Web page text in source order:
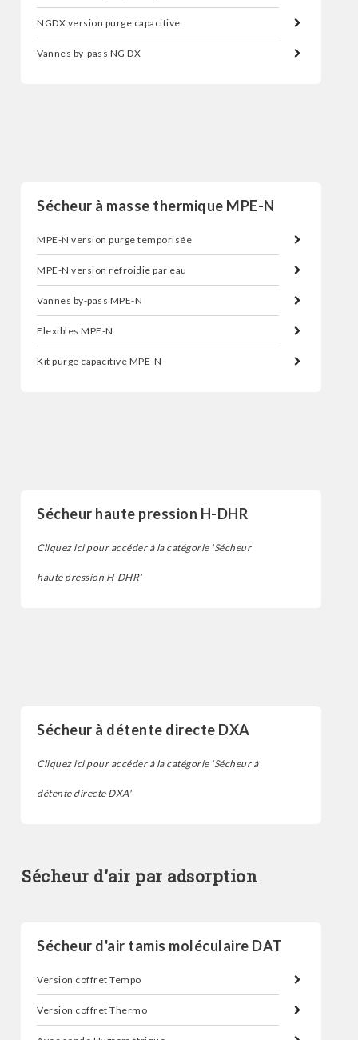
NGDX version purge capacitive
Vannes by-pass NG DX
Sécheur à masse thermique MPE-N
MPE-N version purge temporisée
MPE-N version refroidie par eau
Vannes by-pass MPE-N
Flexibles MPE-N
Kit purge capacitive MPE-N
Sécheur haute pression H-DHR
Cliquez ici pour accéder à la catégorie 'Sécheur
haute pression H-DHR'
Sécheur à détente directe DXA
Cliquez ici pour accéder à la catégorie 'Sécheur à
détente directe DXA'
Sécheur d'air par adsorption
Sécheur d'air tamis moléculaire DAT
Version coffret Tempo
Version coffret Thermo